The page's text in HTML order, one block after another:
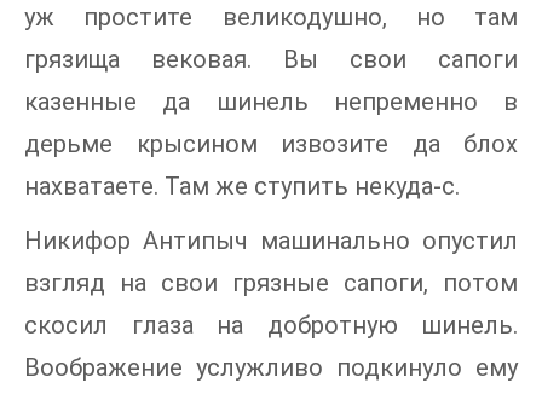
уж простите великодушно, но там
грязища вековая. Вы свои сапоги
казенные да шинель непременно в
дерьме крысином извозите да блох
нахватаете. Там же ступить некуда-с.
Никифор Антипыч машинально опустил
взгляд на свои грязные сапоги, потом
скосил глаза на добротную шинель.
Воображение услужливо подкинуло ему